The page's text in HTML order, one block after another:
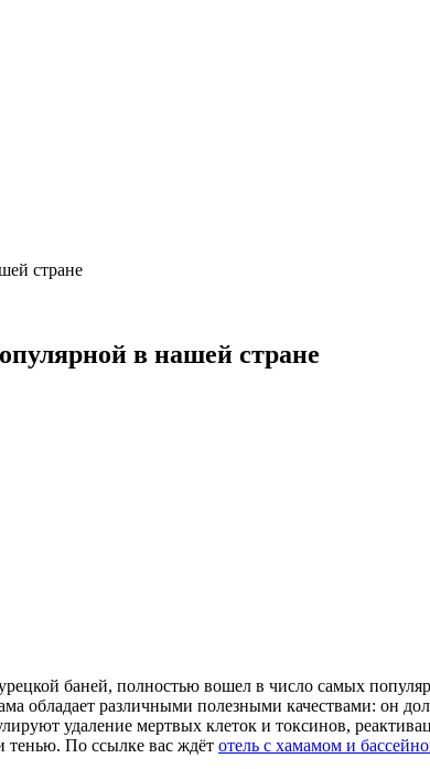
стране
в нашей стране
баней, полностью вошел в число самых
обладает различными полезными качествами: он
удаление мертвых клеток и токсинов,
тенью. По ссылке вас ждёт отель с хамамом и